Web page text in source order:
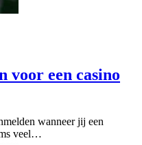
voor een casino
wanneer jij een
veel…